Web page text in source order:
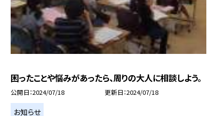
困ったことや悩みがあったら、周りの大人に相談しよう。
公開日 2024/07/18 更新日 2024/07/18
お知らせ